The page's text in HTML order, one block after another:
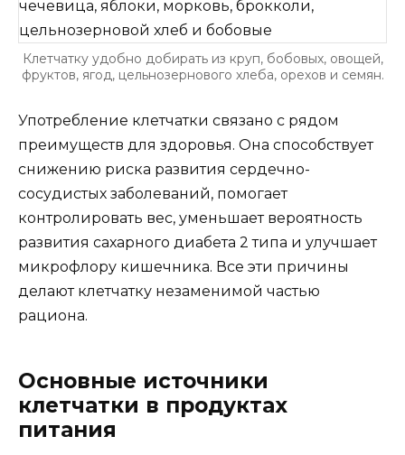
Клетчатку удобно добирать из круп, бобовых, овощей,
фруктов, ягод, цельнозернового хлеба, орехов и семян.
Употребление клетчатки связано с рядом
преимуществ для здоровья. Она способствует
снижению риска развития сердечно-
сосудистых заболеваний, помогает
контролировать вес, уменьшает вероятность
развития сахарного диабета 2 типа и улучшает
микрофлору кишечника. Все эти причины
делают клетчатку незаменимой частью
рациона.
Основные источники
клетчатки в продуктах
питания